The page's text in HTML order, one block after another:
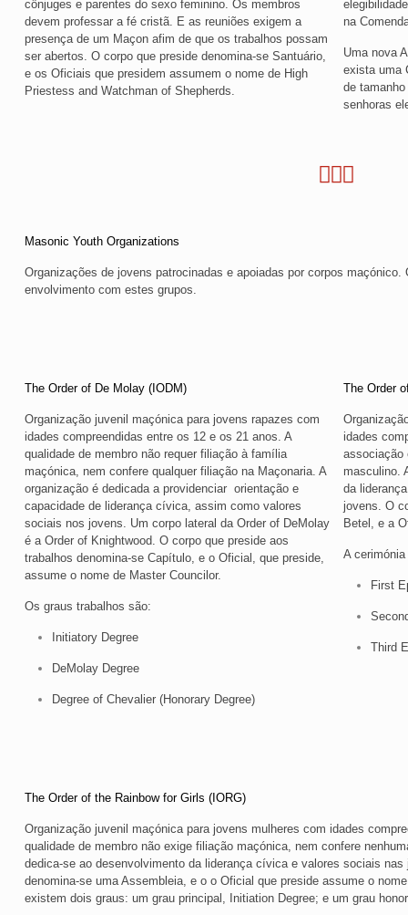
cônjuges e parentes do sexo feminino. Os membros
devem professar a fé cristã. E as reuniões exigem a
presença de um Maçon afim de que os trabalhos possam
ser abertos. O corpo que preside denomina-se Santuário,
e os Oficiais que presidem assumem o nome de High
Priestess and Watchman of Shepherds.
na
Uma nova
exista uma
de
senhoras
Masonic Youth Organizations
Organizações de jovens patrocinadas e apoiadas por corpos
envolvimento com estes grupos.
The Order of De Molay (IODM)
Organização juvenil maçónica para jovens rapazes com
idades compreendidas entre os 12 e os 21 anos. A
qualidade de membro não requer filiação à família
maçónica, nem confere qualquer filiação na Maçonaria. A
organização é dedicada a providenciar orientação e
capacidade de liderança cívica, assim como valores
sociais nos jovens. Um corpo lateral da Order of DeMolay
é a Order of Knightwood. O corpo que preside aos
trabalhos denomina-se Capítulo, e o Oficial, que preside,
assume o nome de Master Councilor.
Os graus trabalhos são:
Initiatory Degree
DeMolay Degree
Degree of Chevalier (Honorary Degree)
The Order
idades
associação
masculino.
da
jovens. O
Betel, e a
A
First
Third
The Order of the Rainbow for Girls (IORG)
Organização juvenil maçónica para jovens mulheres com idades
qualidade de membro não exige filiação maçónica, nem confere
dedica-se ao desenvolvimento da liderança cívica e valores sociais
denomina-se uma Assembleia, e o o Oficial que preside assume o
existem dois graus: um grau principal, Initiation Degree; e um grau